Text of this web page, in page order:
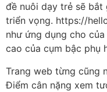
đề nuôi dạy trẻ sẽ
triển vọng. https://
như ứng dụng cho
cao của cụm bậc phụ
Trang web từng cũng
Điểm cân nặng xem